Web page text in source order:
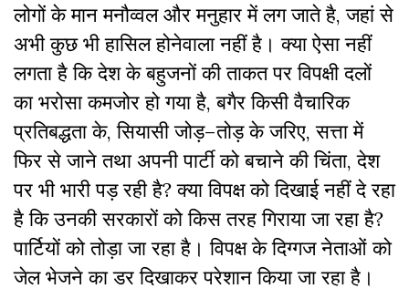
लोगों के मान मनौव्वल और मनुहार में लग जाते है,जहां से
अभी कुछ भी हासिल होनेवाला नहीं है। क्या ऐसा नहीं
लगता है कि देश के बहुजनों की ताकत पर विपक्षी दलों
का भरोसा कमजोर हो गया है,बगैर किसी वैचारिक
प्रतिबद्धता के,सियासी जोड़–तोड़ के जरिए,सत्ता में
फिर से जाने तथा अपनी पार्टी को बचाने की चिंता,देश
पर भी भारी पड़ रही है? क्या विपक्ष को दिखाई नहीं दे रहा
है कि उनकी सरकारों को किस तरह गिराया जा रहा है?
पार्टियों को तोड़ा जा रहा है। विपक्ष के दिग्गज नेताओं को
जेल भेजने का डर दिखाकर परेशान किया जा रहा है।